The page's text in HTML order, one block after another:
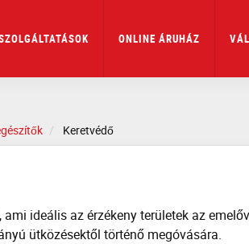
ONLINE ÁRUHÁZ
Keretvédő
ami ideális az érzékeny területek az
ütközésektől történő megóvására.